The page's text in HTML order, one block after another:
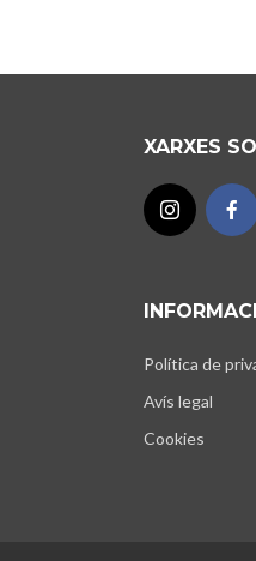
XARXES
Política de
Avís legal
Cookies